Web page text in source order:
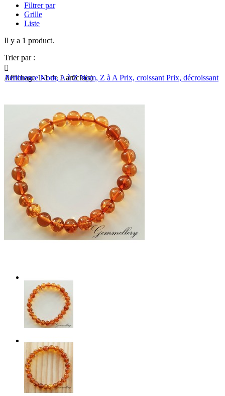
Filtrer par
Grille
Liste
Il y a 1 product.
Trier par :

PertinenceNom, A à ZNom, Z à A Prix, croissant Prix, décroissant
Affichage 1-1 de 1 article(s)